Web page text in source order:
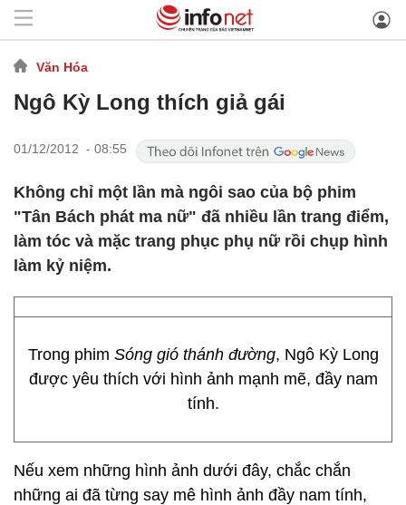
Văn Hóa
Ngô Kỳ Long thích giả gái
01/12/2012 - 08:55
Không chỉ một lần mà ngôi sao của bộ phim
"Tân Bách phát ma nữ" đã nhiều lần trang điểm,
làm tóc và mặc trang phục phụ nữ rồi chụp hình
làm kỷ niệm.
Trong phim Sóng gió thánh đường, Ngô Kỳ Long
được yêu thích với hình ảnh mạnh mẽ, đầy nam
tính.
Nếu xem những hình ảnh dưới đây, chắc chắn
những ai đã từng say mê hình ảnh đầy nam tính,